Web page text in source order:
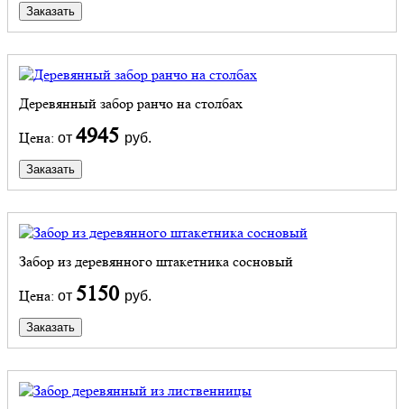
Заказать
Деревянный забор ранчо на столбах
Цена: от 4945 руб.
Заказать
Забор из деревянного штакетника сосновый
Цена: от 5150 руб.
Заказать